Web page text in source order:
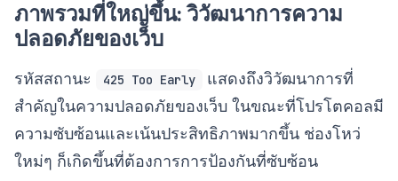
ภาพรวมที่ใหญ่ขึ้น: วิวัฒนาการความ
ปลอดภัยของเว็บ
รหัสสถานะ 425 Too Early
แสดงถึงวิวัฒนาการที่
สำคัญในความปลอดภัยของเว็บ ในขณะที่โปรโตคอลมี
ความซับซ้อนและเน้นประสิทธิภาพมากขึ้น ช่องโหว่
ใหม่ๆ ก็เกิดขึ้นที่ต้องการการป้องกันที่ซับซ้อน